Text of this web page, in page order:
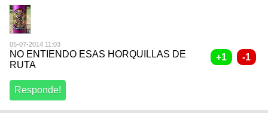
05-07-2014 11:03
NO ENTIENDO ESAS HORQUILLAS DE
RUTA